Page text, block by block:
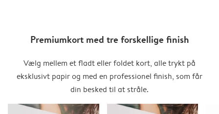
Premiumkort med tre forskellige finish
Vælg mellem et fladt eller foldet kort, alle trykt på
eksklusivt papir og med en professionel finish, som får
din besked til at stråle.